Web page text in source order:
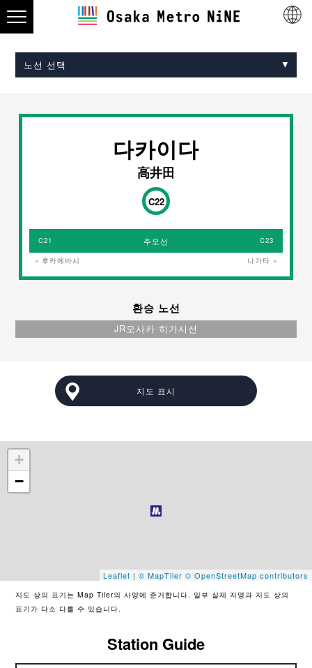
노선 선택
다카이다
高井田
C22
C21 주오선 C23
« 후카에바시 나가타 »
환승 노선
JR오사카 히가시선
지도 표시
+
−
Leaflet | © MapTiler © OpenStreetMap contributors
지도 상의 표기는 Map Tiler의 사양에 준거합니다. 일부 실제 지명과 지도 상의
표기가 다소 다를 수 있습니다.
Station Guide